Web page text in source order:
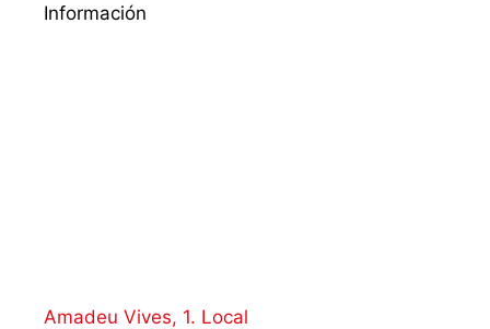
Información
Amadeu Vives, 1. Local